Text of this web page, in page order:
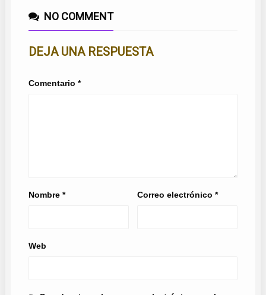
NO COMMENT
DEJA UNA RESPUESTA
Comentario *
Nombre * Correo electrónico*
Web